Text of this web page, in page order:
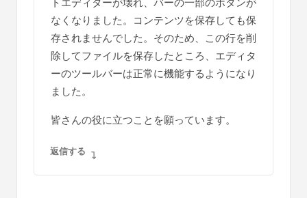
これにより、ビジュアルエディターとテキス
トエディターが壊れ、バーの一部のボタンが
なくなりました。コンテンツを保存しても保
存されませんでした。そのため、この行を削
除してファイルを保存したところ、エディタ
ーのツールバーは正常に機能するようになり
ました。
皆さんの役に立つことを願っています。
返信する